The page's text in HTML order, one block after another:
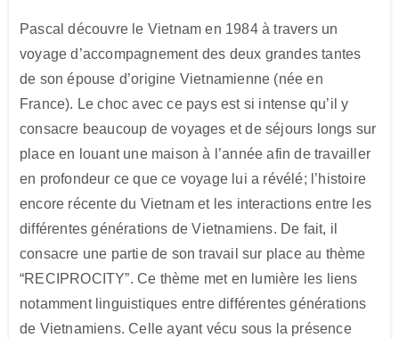
Pascal découvre le Vietnam en 1984 à travers un
voyage d’accompagnement des deux grandes tantes
de son épouse d’origine Vietnamienne (née en
France). Le choc avec ce pays est si intense qu’il y
consacre beaucoup de voyages et de séjours longs sur
place en louant une maison à l’année afin de travailler
en profondeur ce que ce voyage lui a révélé; l’histoire
encore récente du Vietnam et les interactions entre les
différentes générations de Vietnamiens. De fait, il
consacre une partie de son travail sur place au thème
“RECIPROCITY”. Ce thème met en lumière les liens
notamment linguistiques entre différentes générations
de Vietnamiens. Celle ayant vécu sous la présence